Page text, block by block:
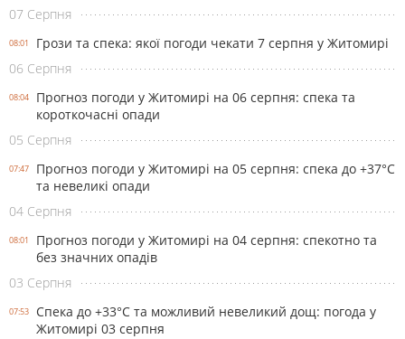
07 Серпня
08:01
Грози та спека: якої погоди чекати 7 серпня у Житомирі
06 Серпня
08:04
Прогноз погоди у Житомирі на 06 серпня: спека та
короткочасні опади
05 Серпня
07:47
Прогноз погоди у Житомирі на 05 серпня: спека до +37°С
та невеликі опади
04 Серпня
08:01
Прогноз погоди у Житомирі на 04 серпня: спекотно та
без значних опадів
03 Серпня
07:53
Спека до +33°С та можливий невеликий дощ: погода у
Житомирі 03 серпня